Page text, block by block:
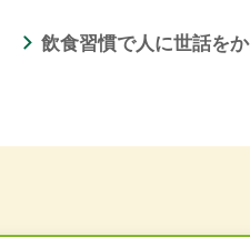
飲食習慣で人に世話を